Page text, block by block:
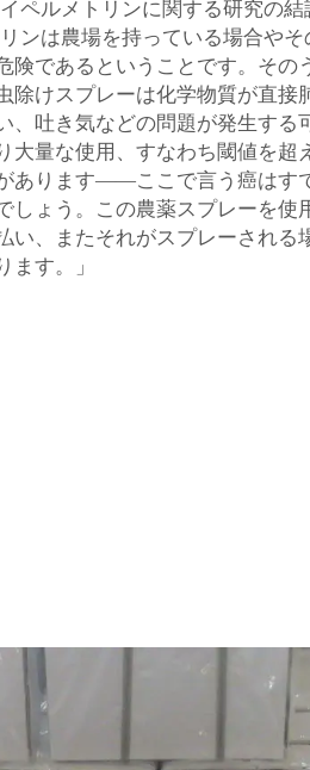
ペルメトリンに関する研究の結
ンは農場を持っている場合や
険であるということです。その
除けスプレーは化学物質が直接
、吐き気などの問題が発生する
大量な使用、すなわち閾値を超
あります――ここで言う癌はす
しょう。この農薬スプレーを使
い、またそれがスプレーされる
ます。」